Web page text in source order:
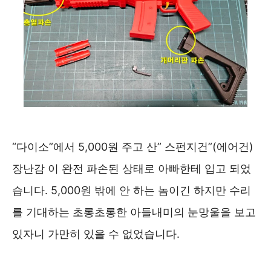
“다이소”에서 5,000원 주고 산” 스펀지건”(에어건)
장난감 이 완전 파손된 상태로 아빠한테 입고 되었
습니다. 5,000원 밖에 안 하는 놈이긴 하지만 수리
를 기대하는 초롱초롱한 아들내미의 눈망울을 보고
있자니 가만히 있을 수 없었습니다.